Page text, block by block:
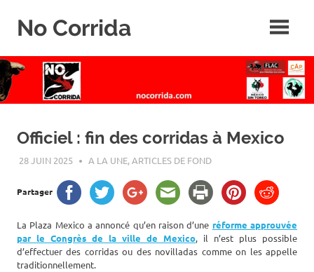
No Corrida
de
la
corrida
Officiel : fin des corridas à Mexico
28 JUIN 2025 ROGER LAHANA
A LA UNE,ARTICLES DE FOND
Partager
La Plaza Mexico a annoncé qu’en raison d’une réforme approuvée
par le Congrès de la ville de Mexico, il n’est plus possible
d’effectuer des corridas ou des novilladas comme on les appelle
traditionnellement.